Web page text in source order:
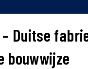
Duitse
bouwwijze